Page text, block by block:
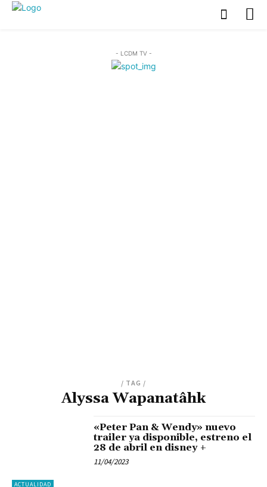
- LCDM TV -
/ TAG /
Alyssa Wapanatâhk
ACTUALIDAD
«Peter Pan & Wendy» nuevo
trailer ya disponible, estreno el
28 de abril en disney +
11/04/2023